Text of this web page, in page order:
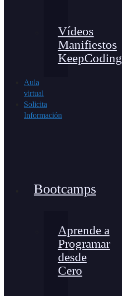
Vídeos
Manifiestos
KeepCoding
Aula
virtual
Solicita
Información
Bootcamps
Aprende a
Programar
desde
Cero